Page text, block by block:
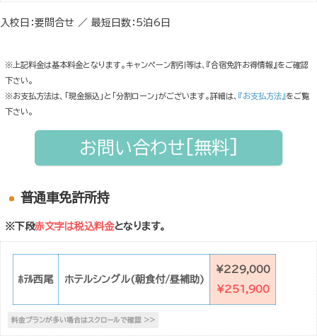
入校日：要問合せ ／ 最短日数：5泊6日
※上記料金は基本料金となります。キャンペーン割引等は、『合宿免許お得情報』をご確認
下さい。
※お支払方法は、「現金振込」と「分割ローン」がございます。詳細は、 『お支払方法』をご覧
下さい。
お問い合わせ[無料]
普通車免許所持
※下段赤文字は税込料金となります。
ﾎﾃﾙ西尾 ホテルシングル(朝食付/昼補助)
¥229,000
¥251,900